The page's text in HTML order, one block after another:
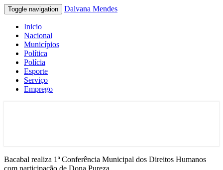
Toggle navigation Dalvana Mendes
Inicio
Nacional
Municípios
Política
Polícia
Esporte
Serviço
Emprego
Bacabal realiza 1ª Conferência Municipal dos Direitos Humanos
com participação de Dona Pureza